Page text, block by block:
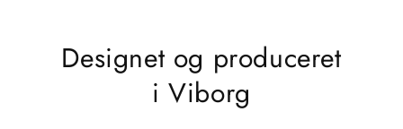
Designet og produceret
i Viborg